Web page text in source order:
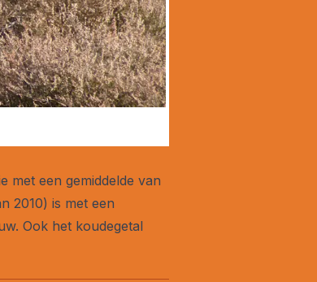
met een gemiddelde van
2010) is met een
Ook het koudegetal